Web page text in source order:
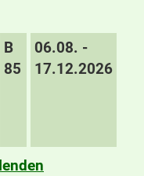
B
85
06.08. -
17.12.2026